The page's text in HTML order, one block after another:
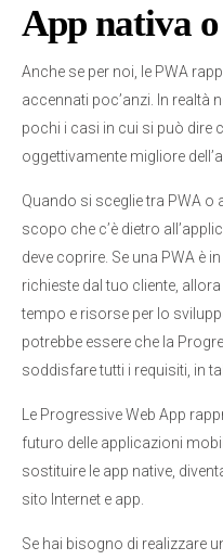
App nativa
Anche se per noi, le PWA
accennati poc’anzi. In realtà
pochi i casi in cui si può dire
oggettivamente migliore
Quando si sceglie tra PWA
scopo che c’è dietro
deve coprire. Se una PWA è
richieste dal tuo cliente,
tempo e risorse per lo
potrebbe essere che la
soddisfare tutti i requisiti, in
Le Progressive Web App
futuro delle applicazioni
sostituire le app native,
sito Internet e app.
Se hai bisogno di realizzare